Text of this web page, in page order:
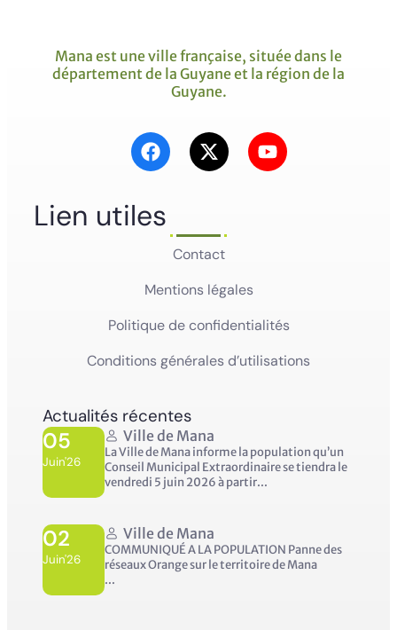
Mana est une ville française, située dans le
département de la Guyane et la région de la
Guyane.
Lien utiles
Contact
Mentions légales
Politique de confidentialités
Conditions générales d’utilisations
Actualités récentes
05
Juin'26
Ville de Mana
La Ville de Mana informe la population qu’un
Conseil Municipal Extraordinaire se tiendra le
vendredi 5 juin 2026 à partir...
02
Juin'26
Ville de Mana
COMMUNIQUÉ A LA POPULATION Panne des
réseaux Orange sur le territoire de Mana
...